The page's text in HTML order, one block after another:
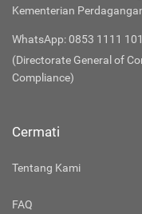
Kementerian
WhatsApp: 0853 1111
(Directorate General of
Compliance)
Cermati
Tentang Kami
FAQ